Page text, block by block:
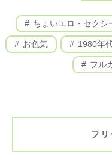
ちょいエロ・セクシ
お色気 1980年
フル
フ